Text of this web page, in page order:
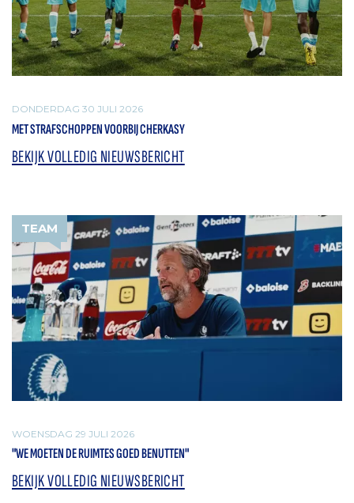
DONDERDAG 30 JULI 2026
MET STRAFSCHOPPEN VOORBIJ CHERKASY
BEKIJK VOLLEDIG NIEUWSBERICHT
TEAM
WOENSDAG 29 JULI 2026
"WE MOETEN DE RUIMTES GOED BENUTTEN"
BEKIJK VOLLEDIG NIEUWSBERICHT